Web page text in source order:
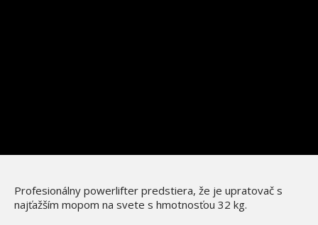
Profesionálny powerlifter predstiera, že je upratovač s
najťažším mopom na svete s hmotnosťou 32 kg.